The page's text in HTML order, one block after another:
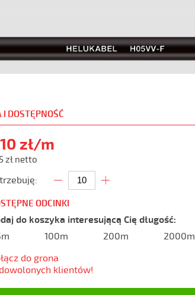
I DOSTĘPNOŚĆ
zł/m
zł netto
ODCINKI
do koszyka interesującą Cię długość:
100m 200m
2000m
do grona
klientów!